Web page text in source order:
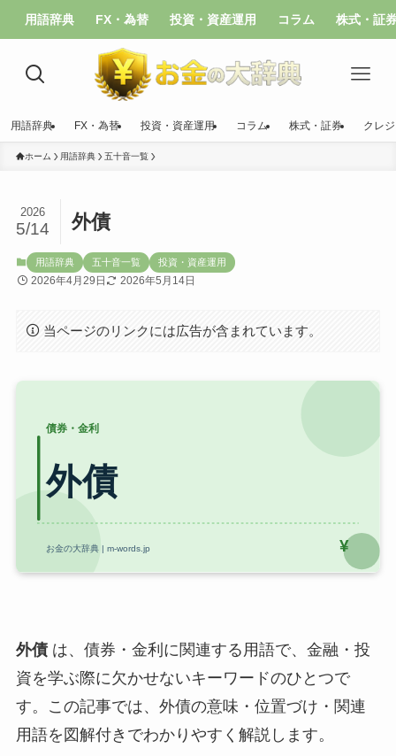
用語辞典 FX・為替 投資・資産運用 コラム 株式・証
用語辞典 FX・為替 投資・資産運用 コラム 株式・証券 クレ
ホーム 用語辞典 五十音一覧
外債
2026
5/14
用語辞典 五十音一覧 投資・資産運用
2026年4月29日 2026年5月14日
当ページのリンクには広告が含まれています。
外債は、債券・金利に関連する用語で、金融・投
資を学ぶ際に欠かせないキーワードのひとつで
す。この記事では、外債の意味・位置づけ・関連
用語を図解付きでわかりやすく解説します。